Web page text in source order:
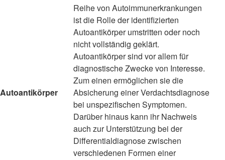
Autoantikörper
Reihe von Autoimmunerkrankungen
ist die Rolle der identifizierten
Autoantikörper umstritten oder noch
nicht vollständig geklärt.
Autoantikörper sind vor allem für
diagnostische Zwecke von Interesse.
Zum einen ermöglichen sie die
Absicherung einer Verdachtsdiagnose
bei unspezifischen Symptomen.
Darüber hinaus kann ihr Nachweis
auch zur Unterstützung bei der
Differentialdiagnose zwischen
verschiedenen Formen einer